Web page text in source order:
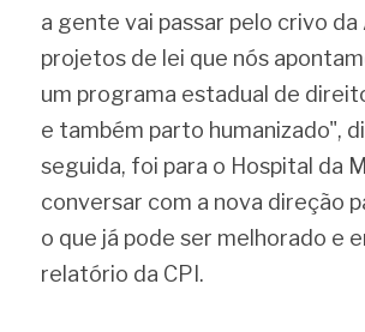
a gente vai passar pelo crivo da
projetos de lei que nós
um programa estadual de
e também parto humanizado",
seguida, foi para o Hospital da
conversar com a nova direção
o que já pode ser melhorado e
relatório da CPI.